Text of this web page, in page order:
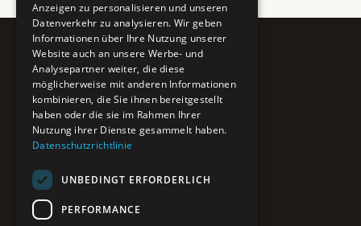
Pure BiH
Authentisches Bosnien & Herzegowina
Ein Teil des BTP Reise-Netzwerks.
POIs entdecken
Interaktive Karte
Reiseblog
Anzeigen zu personalisieren und unseren
Datenverkehr zu analysieren. Wir geben
Informationen über Ihre Nutzung unserer
Website auch an unsere Werbe- und
Analysepartner weiter, die diese
möglicherweise mit anderen Informationen
kombinieren, die Sie ihnen bereitgestellt
haben oder die sie im Rahmen Ihrer
Nutzung ihrer Dienste gesammelt haben.
Datenschutzrichtlinie
UNBEDINGT ERFORDERLICH
PERFORMANCE